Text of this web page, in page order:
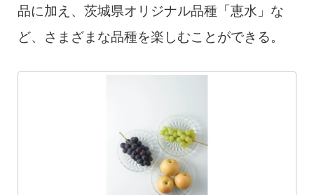
品に加え、茨城県オリジナル品種「恵水」な
ど、さまざまな品種を楽しむことができる。